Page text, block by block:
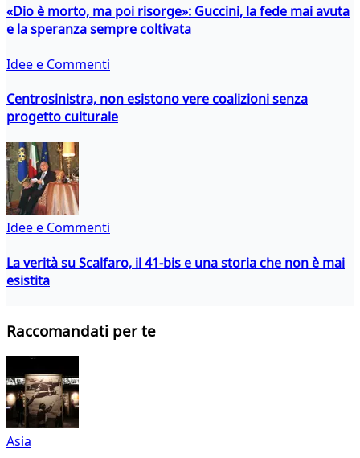
«Dio è morto, ma poi risorge»: Guccini, la fede mai avuta
e la speranza sempre coltivata
Idee e Commenti
Centrosinistra, non esistono vere coalizioni senza
progetto culturale
Idee e Commenti
La verità su Scalfaro, il 41-bis e una storia che non è mai
esistita
Raccomandati per te
Asia